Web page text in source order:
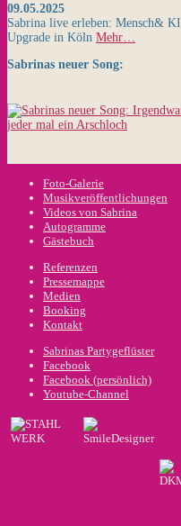
09.05.2025
Sabrina live erleben: Mensch& KI
Upgrade in Köln Mehr…
Sabrinas neuer Song:
Foto-Galerie
Musikveröffentlichungen
Videos von Sabrina
Autogramme
Gästebuch
Referenzen
Pressemappe
Medien
Booking
Kontakt
Sabrinas Partygeflüster
Facebook
Facebook (persönlich)
Youtube-Channel